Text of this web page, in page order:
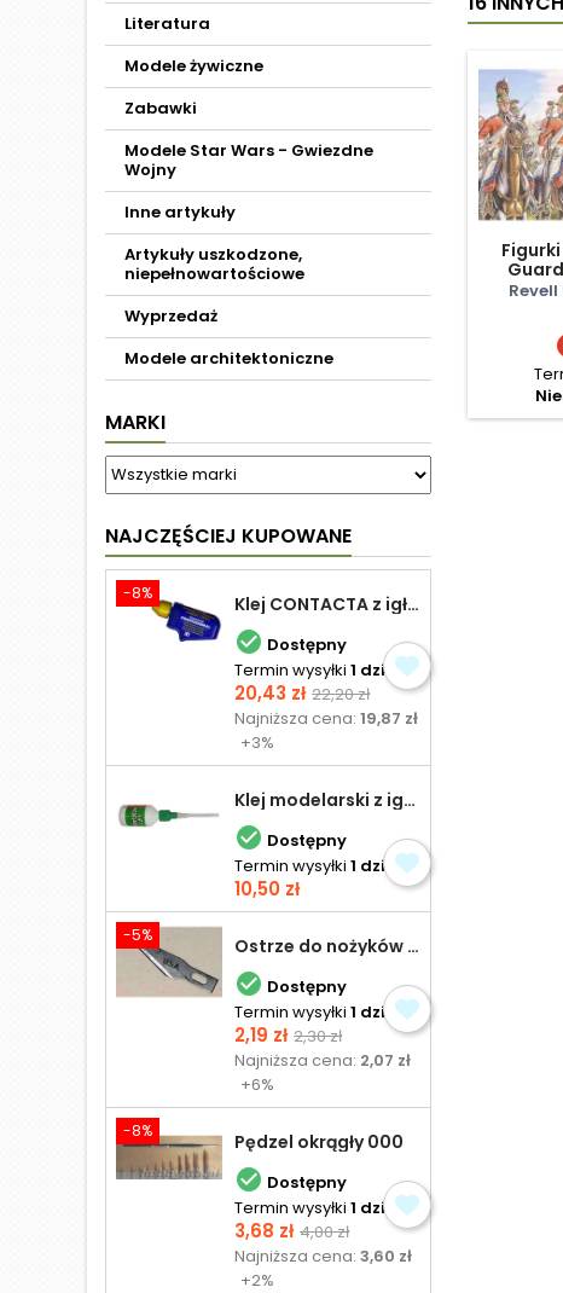
Literatura
Modele żywiczne
Zabawki
Modele Star Wars - Gwiezdne
Wojny
Inne artykuły
Artykuły uszkodzone,
niepełnowartościowe
Wyprzedaż
Modele architektoniczne
MARKI
NAJCZĘŚCIEJ KUPOWANE
-8% Klej CONTACTA z igłą do plastiku 25,0 g
 Dostępny
Termin wysyłki 1 dzień
Cena
20,43 zł Cena
podstawowa
22,20 zł
Najniższa cena:19,87 zł
+3%
Klej modelarski z igłą 30 ml
 Dostępny
Termin wysyłki 1 dzień
Cena
10,50 zł
-5% Ostrze do nożyków Excel
 Dostępny
Termin wysyłki 1 dzień
Cena
2,19 zł Cena
podstawowa
2,30 zł
Najniższa cena: 2,07 zł
+6%
-8% Pędzel okrągły 000
 Dostępny
Termin wysyłki 1 dzień
Cena
3,68 zł Cena
podstawowa
4,00 zł
Najniższa cena:3,60 zł
+2%